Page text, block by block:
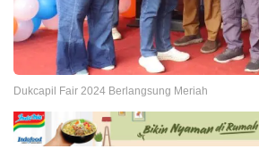
Dukcapil Fair 2024 Berlangsung Meriah